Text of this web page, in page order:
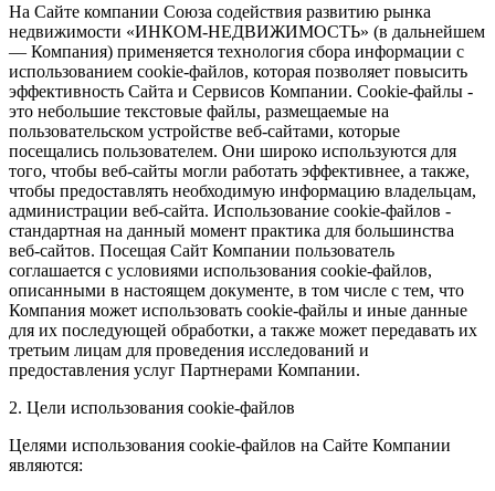
На Сайте компании Союза содействия развитию рынка
недвижимости «ИНКОМ-НЕДВИЖИМОСТЬ» (в дальнейшем
— Компания) применяется технология сбора информации с
использованием cookie-файлов, которая позволяет повысить
эффективность Сайта и Сервисов Компании. Сookie-файлы -
это небольшие текстовые файлы, размещаемые на
пользовательском устройстве веб-сайтами, которые
посещались пользователем. Они широко используются для
того, чтобы веб-сайты могли работать эффективнее, а также,
чтобы предоставлять необходимую информацию владельцам,
администрации веб-сайта. Использование cookie-файлов -
стандартная на данный момент практика для большинства
веб-сайтов. Посещая Сайт Компании пользователь
соглашается с условиями использования cookie-файлов,
описанными в настоящем документе, в том числе с тем, что
Компания может использовать cookie-файлы и иные данные
для их последующей обработки, а также может передавать их
третьим лицам для проведения исследований и
предоставления услуг Партнерами Компании.
2. Цели использования cookie-файлов
Целями использования cookie-файлов на Сайте Компании
являются: